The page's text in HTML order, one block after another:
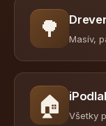
🌳 Masív,
🏠 Všetky